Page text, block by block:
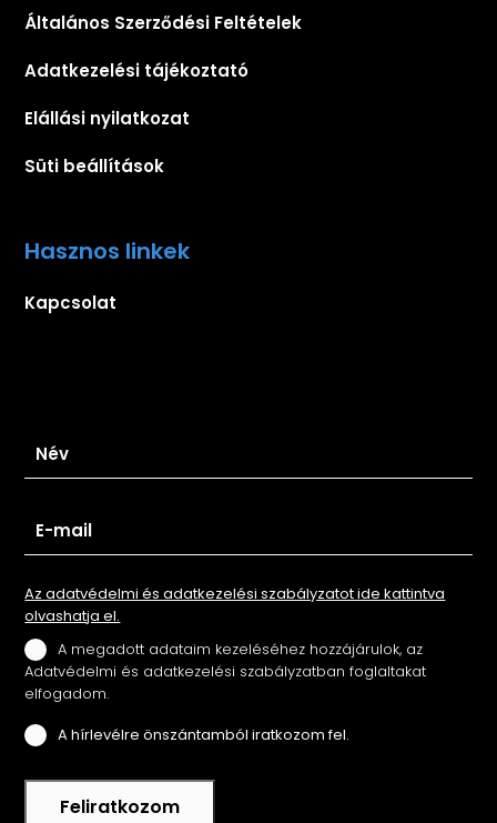
Általános Szerződési Feltételek
Adatkezelési tájékoztató
Elállási nyilatkozat
Süti beállítások
Hasznos linkek
Kapcsolat
Az adatvédelmi és adatkezelési szabályzatot ide kattintva
olvashatja el.
A megadott adataim kezeléséhez hozzájárulok, az
Adatvédelmi és adatkezelési szabályzatban foglaltakat
elfogadom.
A hírlevélre önszántamból iratkozom fel.
Feliratkozom